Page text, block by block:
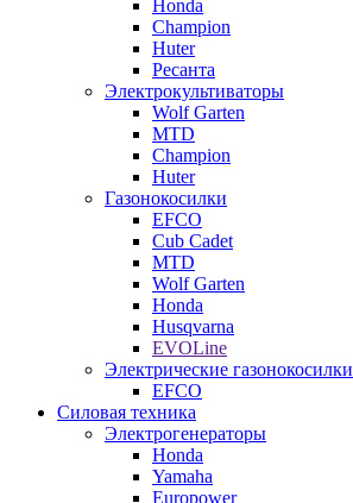
Honda
Champion
Huter
Ресанта
Электрокультиваторы
Wolf Garten
MTD
Champion
Huter
Газонокосилки
EFCO
Cub Cadet
MTD
Wolf Garten
Honda
Husqvarna
EVOLine
Электрические газонокосилки
EFCO
Силовая техника
Электрогенераторы
Honda
Yamaha
Europower